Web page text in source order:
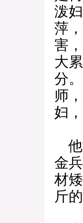
泼
萍
害
大
分
师
妇
他
金
材
斤